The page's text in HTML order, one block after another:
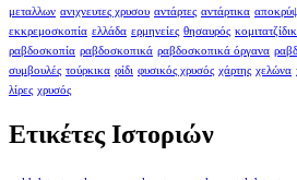
μεταλλων ανιχνευτες χρυσου αντάρτες αντάρτικα
εκκρεμοσκοπία ελλάδα ερμηνείες θησαυρός
ραβδοσκοπία ραβδοσκοπικά ραβδοσκοπικά όργανα
συμβουλές τούρκικα φίδι φυσικός χρυσός χάρτης χελώνα
λίρες χρυσός
Ετικέτες Ιστοριών